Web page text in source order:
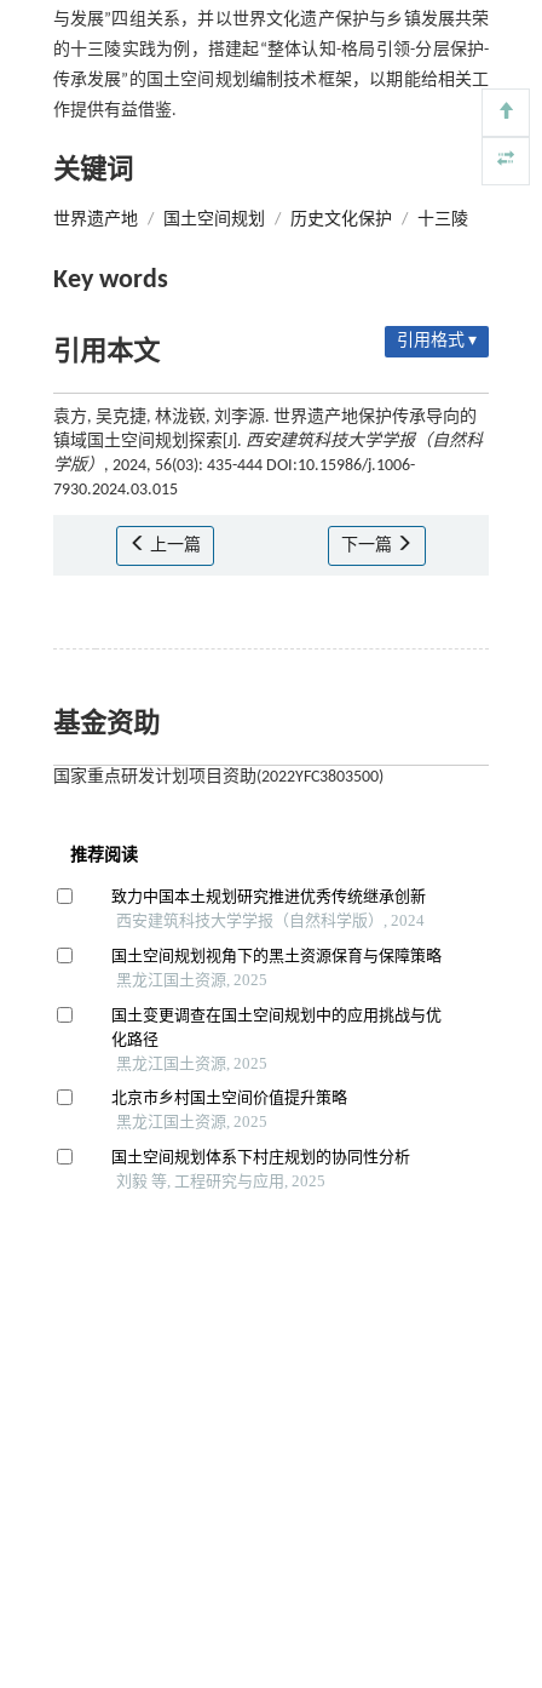
与发展”四组关系，并以世界文化遗产保护与乡镇发展共荣
的十三陵实践为例，搭建起“整体认知-格局引领-分层保护-
传承发展”的国土空间规划编制技术框架，以期能给相关工
作提供有益借鉴.
关键词
世界遗产地 / 国土空间规划 / 历史文化保护 / 十三陵
Key words
引用本文 引用格式 ▾
袁方, 吴克捷, 林泷嵚, 刘李源. 世界遗产地保护传承导向的
镇域国土空间规划探索[J]. 西安建筑科技大学学报（自然科
学版） , 2024, 56(03): 435-444 DOI:10.15986/j.1006-
7930.2024.03.015
上一篇 下一篇
基金资助
国家重点研发计划项目资助(2022YFC3803500)